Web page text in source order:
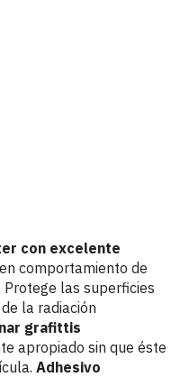
con excelente
comportamiento de
las superficies
la radiación
grafittis
apropiado sin que éste
Adhesivo